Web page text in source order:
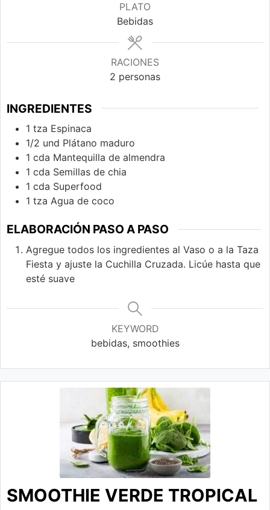
PLATO
Bebidas
RACIONES
2 personas
INGREDIENTES
1 tza Espinaca
1/2 und Plátano maduro
1 cda Mantequilla de almendra
1 cda Semillas de chia
1 cda Superfood
1 tza Agua de coco
ELABORACIÓN PASO A PASO
Agregue todos los ingredientes al Vaso o a la Taza
Fiesta y ajuste la Cuchilla Cruzada. Licúe hasta que
esté suave
KEYWORD
bebidas, smoothies
SMOOTHIE VERDE TROPICAL